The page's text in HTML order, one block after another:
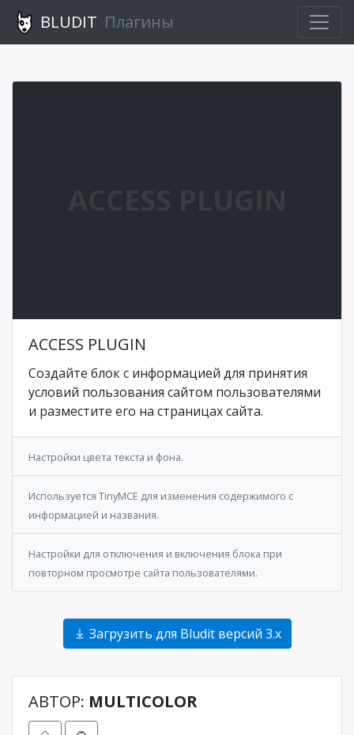
BLUDIT Плагины
ACCESS PLUGIN
ACCESS PLUGIN
Создайте блок с информацией для принятия
условий пользования сайтом пользователями
и разместите его на страницах сайта.
Настройки цвета текста и фона.
Используется TinyMCE для изменения содержимого с
информацией и названия.
Настройки для отключения и включения блока при
повторном просмотре сайта пользователями.
Загрузить для Bludit версий 3.x
АВТОР: MULTICOLOR